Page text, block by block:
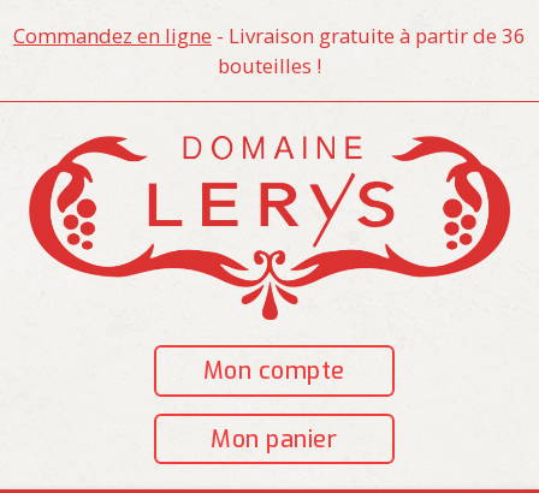
Commandez en ligne - Livraison gratuite à partir de 36
bouteilles !
Mon compte
Mon panier